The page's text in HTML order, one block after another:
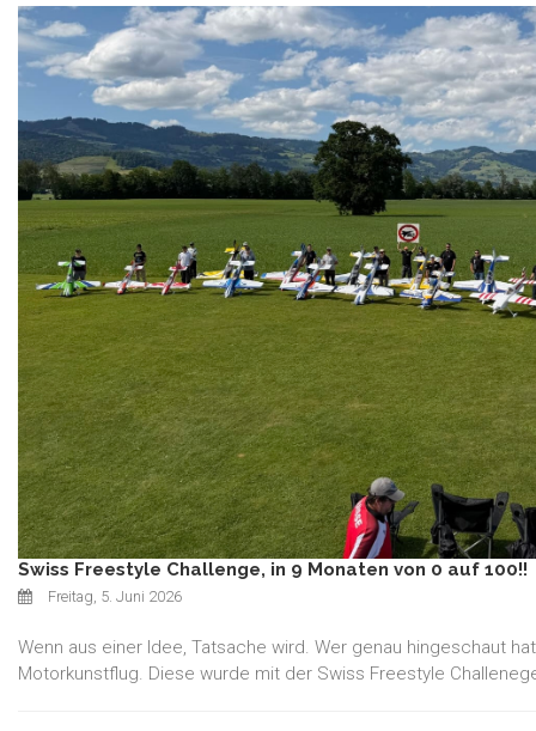
Swiss Freestyle Challenge, in 9 Monaten von 0 auf 100!!
Freitag, 5. Juni 2026
Wenn aus einer Idee, Tatsache wird. Wer genau hingeschaut
Motorkunstflug. Diese wurde mit der Swiss Freestyle